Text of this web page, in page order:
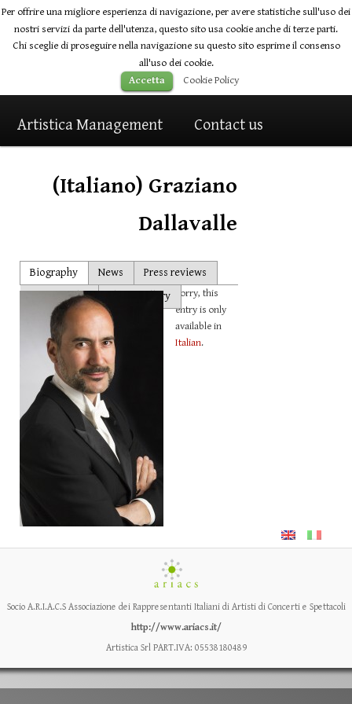
to
to
Artists News
Artistica Management Contact us
(Italiano) Graziano
Dallavalle
navigation
Biography News
Press reviews
Discography
Photo gallery
Audio-Video
Sorry, this
entry is only
available in
Italian.
Socio A.R.I.A.C.S Associazione dei Rappresentanti Italiani di Artisti di Concerti e Spettacoli
http://www.ariacs.it/
Artistica Srl PART.IVA: 05538180489
Per offrire una migliore esperienza di navigazione, per avere statistiche sull'uso dei
nostri servizi da parte dell'utenza, questo sito usa cookie anche di terze parti.
Chi sceglie di proseguire nella navigazione su questo sito esprime il consenso
all'uso dei cookie.
Accetta Cookie Policy